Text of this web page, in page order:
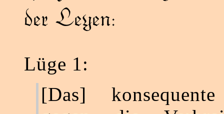
der Leyen:
Lüge 1:
[Das]